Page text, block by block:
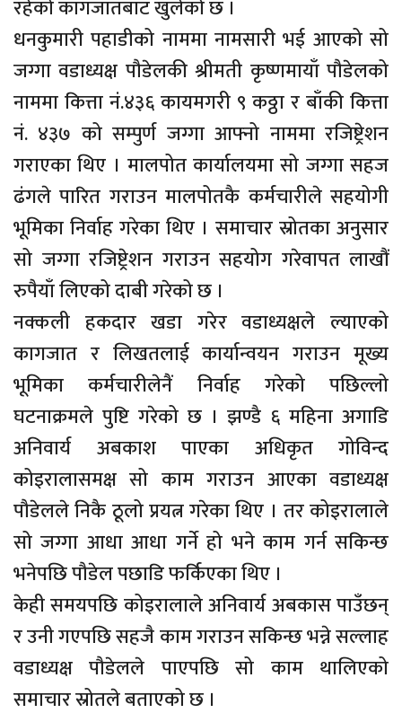
रहेको कागजातबाट खुलेको छ ।
धनकुमारी पहाडीको नाममा नामसारी भई आएको सो
जग्गा वडाध्यक्ष पौडेलकी श्रीमती कृष्णमायाँ पौडेलको
नाममा कित्ता नं.४३६ कायमगरी ९ कठ्ठा र बाँकी कित्ता
नं. ४३७ को सम्पुर्ण जग्गा आफ्नो नाममा रजिष्ट्रेशन
गराएका थिए । मालपोत कार्यालयमा सो जग्गा सहज
ढंगले पारित गराउन मालपोतकै कर्मचारीले सहयोगी
भूमिका निर्वाह गरेका थिए । समाचार स्रोतका अनुसार
सो जग्गा रजिष्ट्रेशन गराउन सहयोग गरेवापत लाखौं
रुपैयाँ लिएको दाबी गरेको छ ।
नक्कली हकदार खडा गरेर वडाध्यक्षले ल्याएको
कागजात र लिखतलाई कार्यान्वयन गराउन मूख्य
भूमिका कर्मचारीलेनैं निर्वाह गरेको पछिल्लो
घटनाक्रमले पुष्टि गरेको छ । झण्डै ६ महिना अगाडि
अनिवार्य अबकाश पाएका अधिकृत गोविन्द
कोइरालासमक्ष सो काम गराउन आएका वडाध्यक्ष
पौडेलले निकै ठूलो प्रयत्न गरेका थिए । तर कोइरालाले
सो जग्गा आधा आधा गर्ने हो भने काम गर्न सकिन्छ
भनेपछि पौडेल पछाडि फर्किएका थिए ।
केही समयपछि कोइरालाले अनिवार्य अबकास पाउँछन्
र उनी गएपछि सहजै काम गराउन सकिन्छ भन्ने सल्लाह
वडाध्यक्ष पौडेलले पाएपछि सो काम थालिएको
समाचार स्रोतले बताएको छ ।